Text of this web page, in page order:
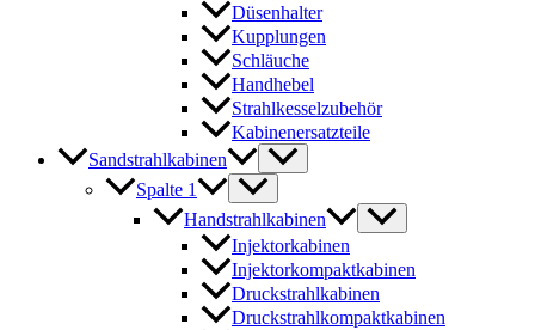
Düsenhalter
Kupplungen
Schläuche
Handhebel
Strahlkesselzubehör
Kabinenersatzteile
Sandstrahlkabinen
Spalte 1
Handstrahlkabinen
Injektorkabinen
Injektorkompaktkabinen
Druckstrahlkabinen
Druckstrahlkompaktkabinen